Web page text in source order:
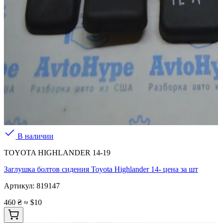
В наличии
TOYOTA HIGHLANDER 14-19
Заглушка болтов сидения Toyota Highlander 14- цена за шт
Артикул: 819147
460 ₴ ≈ $10